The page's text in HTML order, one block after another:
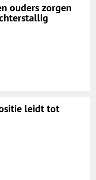
ouders zorgen
leidt tot